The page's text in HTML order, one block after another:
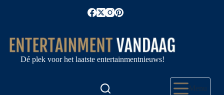
Dé plek voor het laatste entertainmentnieuws!
Menu